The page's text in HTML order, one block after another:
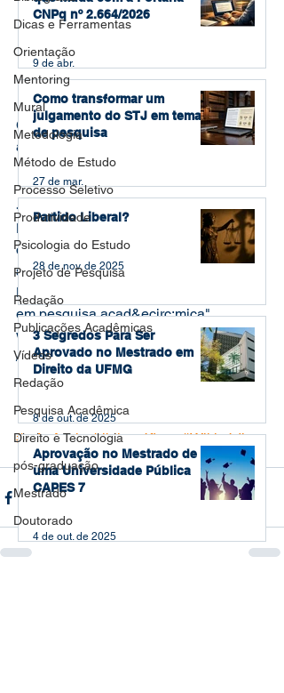
Dicas e Ferramentas
Orientação
Mentoring
Mural
Metodologia
Método de Estudo
Processo Seletivo
Produtividade
Psicologia do Estudo
Projeto de Pesquisa
Redação
Publicações Acadêmicas
Vídeos
Redação
Pesquisa Acadêmica
Direito e Tecnologia
pós-graduação
Mestrado
Doutorado
Como usar wikipedia em pesquisa
acadêmica
<a href="https://youtu.be/pgoNTD-
NYCM" rel="nofollow"><img
decoding="async"
src="https://i.ytimg.com/vi/pgoNTD-
NYCM/0.jpg" alt="Como usar wikipedia
em pesquisa acad&ecirc;mica"
width="960" height="700" /><br
/>Assista a este vídeo no YouTube</a>
#referênciasbibliográficas #Wikipédia
CNPq nº 2.664/2026
9 de abr.
Como transformar um
julgamento do STJ em tema
de pesquisa
27 de mar.
Partido Liberal?
28 de nov. de 2025
3 Segredos Para Ser
Aprovado no Mestrado em
Direito da UFMG
8 de out. de 2025
Aprovação no Mestrado de
uma Universidade Pública
CAPES 7
4 de out. de 2025